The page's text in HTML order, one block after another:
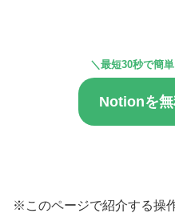
＼最短30秒で簡
Notionを
※このページで紹介する操